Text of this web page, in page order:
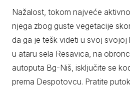
Nažalost, tokom najveće
njega zbog guste vegetacije
da ga je tešk videti u svoj svojoj
u ataru sela Resavica, na
autoputa Bg-Niš, isključite se
prema Despotovcu. Pratite